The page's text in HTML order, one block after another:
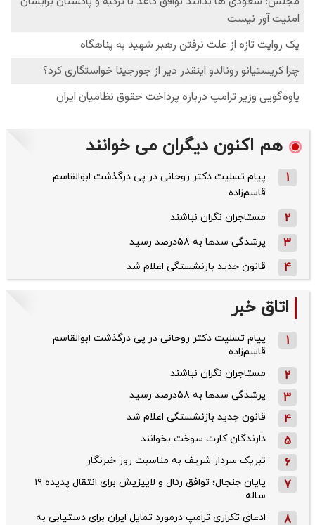
هم اکنون دیگران می خوانند
1
پیام تسلیت دکتر روحانی در پی درگذشت ابوالقاسم
قاسم‌زاده
2 مستاجران نگران نباشند
3 پرشدگی سدها به ۵۸درصد رسید
4 قانون جدید بازنشستگی اعلام شد
اتاق خبر
1
پیام تسلیت دکتر روحانی در پی درگذشت ابوالقاسم
قاسم‌زاده
2 مستاجران نگران نباشند
3 پرشدگی سدها به ۵۸درصد رسید
4 قانون جدید بازنشستگی اعلام شد
5 دارندگان کارت سوخت بخوانند
6 تبریک سردار شریف به مناسبت روز خبرنگار
7
پایان جنجال؛ توافق رئال و لایپزیش برای انتقال پدیده ۱۹
ساله
8
ادعای تکراری ترامپ درمورد تمایل ایران برای دستیابی به